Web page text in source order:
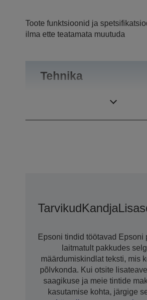
Toote funktsioonid ja
ilma ette teatamata muutuda
Tehnika
TarvikudKandja
Epsoni tindid töötavad Epsoni
laitmatult pakkudes
määrdumiskindlat teksti, mis
põlvkonda. Kui otsite
saagikuse ja meie tintide
kasutamise kohta, järgige